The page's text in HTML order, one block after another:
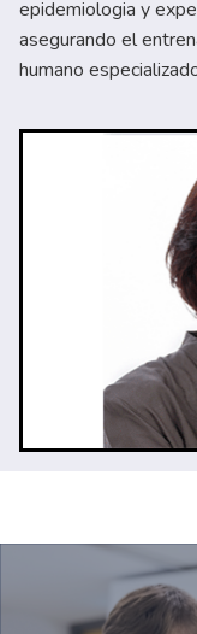
epidemiologia y
asegurando el
humano